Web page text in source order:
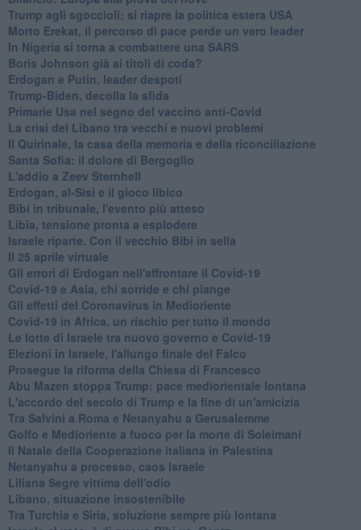
Trump agli sgoccioli: si riapre la politica estera USA
Morto Erekat, il percorso di pace perde un vero leader
In Nigeria si torna a combattere una SARS
Boris Johnson già ai titoli di coda?
Erdogan e Putin, leader despoti
Trump-Biden, decolla la sfida
Primarie Usa nel segno del vaccino anti-Covid
La crisi del Libano tra vecchi e nuovi problemi
Il Quirinale, la casa della memoria e della riconciliazione
Santa Sofia: il dolore di Bergoglio
L'addio a ​Zeev Sternhell
Erdogan, al-Sisi e il gioco libico
Bibi in tribunale, l'evento più atteso
Libia, tensione pronta a esplodere
Israele riparte. Con il vecchio Bibi in sella
Il 25 aprile virtuale
Gli errori di Erdogan nell'affrontare il Covid-19
Covid-19 e Asia, chi sorride e chi piange
Gli effetti del Coronavirus in Medioriente
Covid-19 in Africa, un rischio per tutto il mondo
Le lotte di Israele tra nuovo governo e Covid-19
Elezioni in Israele, l'allungo finale del Falco
Prosegue la riforma della Chiesa di Francesco
Abu Mazen stoppa Trump: pace mediorientale lontana
L'accordo del secolo di Trump e la fine di un'amicizia
Tra Salvini a Roma e Netanyahu a Gerusalemme
Golfo e Medioriente a fuoco per la morte di Soleimani
Il Natale della Cooperazione italiana in Palestina
Netanyahu a processo, caos Israele
Liliana Segre vittima dell'odio
Libano, situazione insostenibile
Tra Turchia e Siria, soluzione sempre più lontana